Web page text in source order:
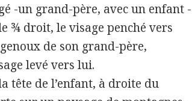
-un grand-père, avec un enfant -
¾ droit, le visage penché vers
de son grand-père,
levé vers lui.
tête de l’enfant, à droite du